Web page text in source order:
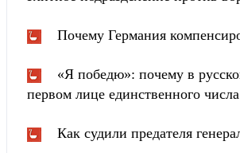
Почему Германия
«Я победю»: почему в
первом лице единственного числа
Как судили предателя